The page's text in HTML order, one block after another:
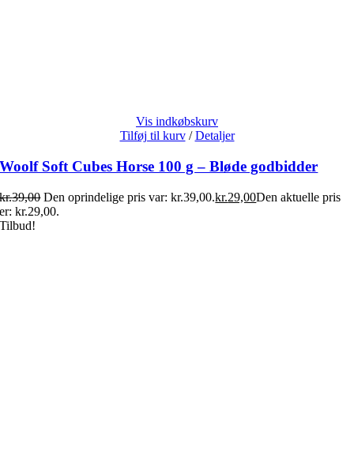
Vis indkøbskurv
Tilføj til kurv / Detaljer
Woolf Soft Cubes Horse 100 g – Bløde godbidder
kr.39,00 Den oprindelige pris var: kr.39,00.kr.29,00Den aktuelle pris
er: kr.29,00.
Tilbud!